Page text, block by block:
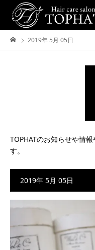
2019年 5月 05日
TOPHATのお知らせや情
す。
2019年 5月 05日